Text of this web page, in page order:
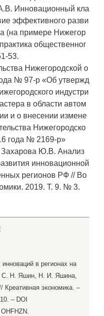
Инновационный кла
эффективного разви
(на примере Нижегор
общественног
53.
Нижегородской о
№ 97-р «Об утвержд
индустри
в области автом
и о внесении измене
Нижегородско
года № 2169-р»
Ю.В. Анализ
инновационной
регионов РФ // Во
2019. Т. 9. № 3.
в регионах на
/ С. Н. Яшин, Н. И. Яшина,
экономика. –
– DOI